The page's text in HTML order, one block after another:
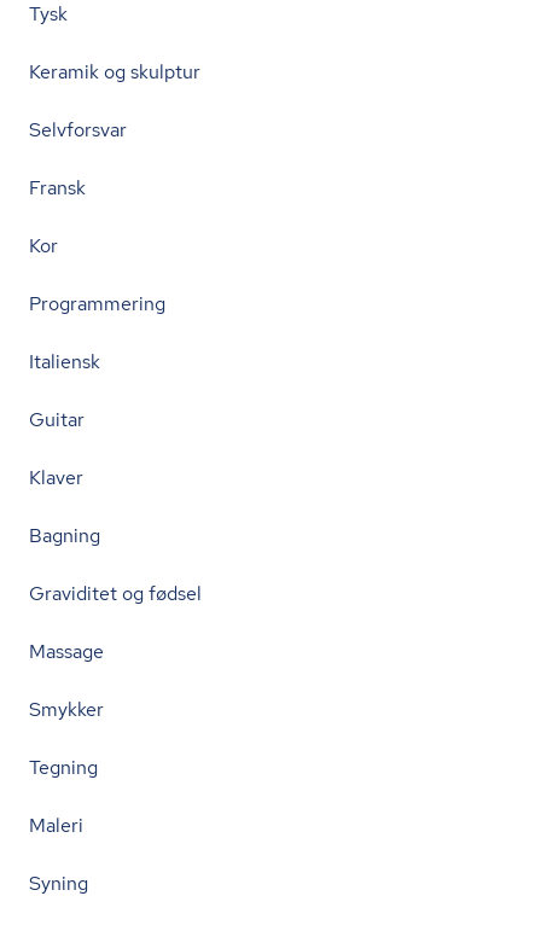
Tysk
Keramik og skulptur
Selvforsvar
Fransk
Kor
Programmering
Italiensk
Guitar
Klaver
Bagning
Graviditet og fødsel
Massage
Smykker
Tegning
Maleri
Syning